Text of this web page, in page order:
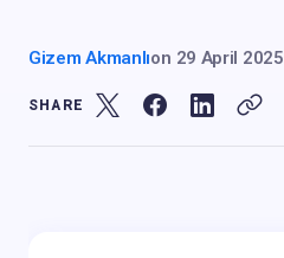
Gizem Akmanlıon 29 April 2025
SHARE